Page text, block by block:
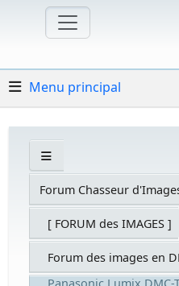
Menu principal
Forum Chasseur
[ FORUM des IMAGES ]
Forum des images en